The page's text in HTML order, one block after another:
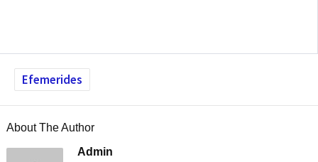
Efemerides
About The Author
Admin